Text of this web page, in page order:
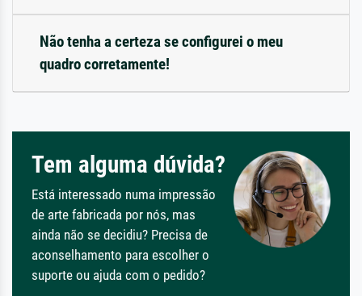
Não tenha a certeza se configurei o meu
quadro corretamente!
Tem alguma dúvida?
Está interessado numa impressão
de arte fabricada por nós, mas
ainda não se decidiu? Precisa de
aconselhamento para escolher o
suporte ou ajuda com o pedido?